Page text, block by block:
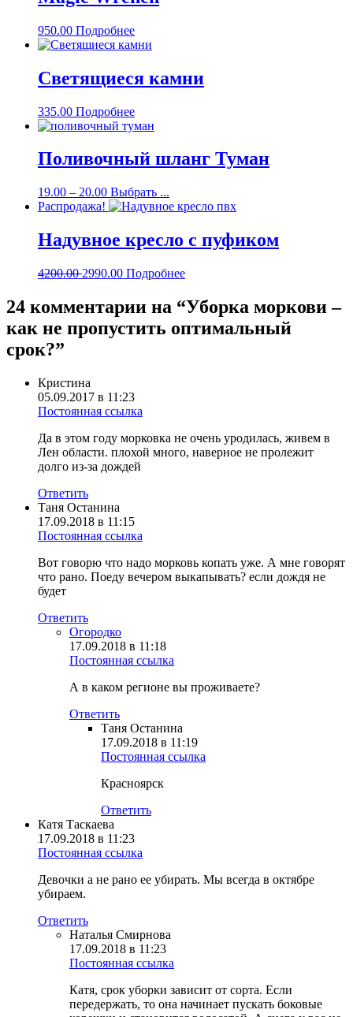
950.00 Подробнее
Светящиеся камни
335.00 Подробнее
Поливочный шланг Туман
19.00 – 20.00 Выбрать ...
Распродажа!
Надувное кресло с пуфиком
4200.00 2990.00 Подробнее
24 комментарии на “Уборка моркови –
как не пропустить оптимальный
срок?”
Кристина
05.09.2017 в 11:23
Постоянная ссылка
Да в этом году морковка не очень уродилась, живем в
Лен области. плохой много, наверное не пролежит
долго из-за дождей
Ответить
Таня Останина
17.09.2018 в 11:15
Постоянная ссылка
Вот говорю что надо морковь копать уже. А мне говорят
что рано. Поеду вечером выкапывать? если дождя не
будет
Ответить
Огородко
17.09.2018 в 11:18
Постоянная ссылка
А в каком регионе вы проживаете?
Ответить
Таня Останина
17.09.2018 в 11:19
Постоянная ссылка
Красноярск
Ответить
Катя Таскаева
17.09.2018 в 11:23
Постоянная ссылка
Девочки а не рано ее убирать. Мы всегда в октябре
убираем.
Ответить
Наталья Смирнова
17.09.2018 в 11:23
Постоянная ссылка
Катя, срок уборки зависит от сорта. Если
передержать, то она начинает пускать боковые